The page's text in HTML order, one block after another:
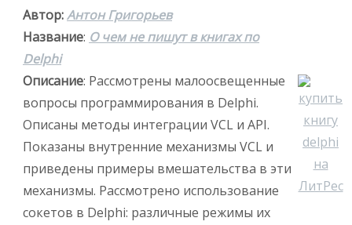
Автор:Антон Григорьев
Название: О чем не пишут в книгах по
Delphi
Описание: Рассмотрены малоосвещенные
вопросы программирования в Delphi.
Описаны методы интеграции VCL и API.
Показаны внутренние механизмы VCL и
приведены примеры вмешательства в эти
механизмы. Рассмотрено использование
сокетов в Delphi: различные режимы их